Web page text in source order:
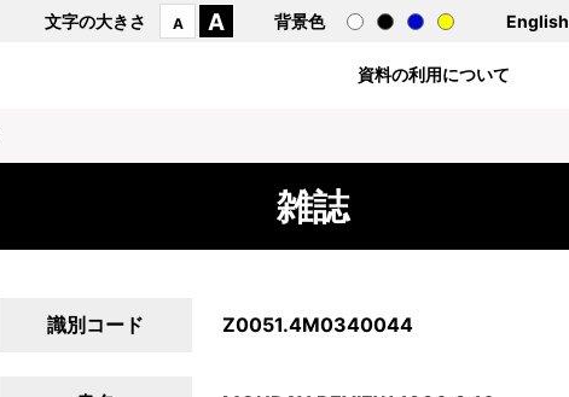
文字の大きさ A A 背景色 English
資料の利用について
雑誌
識別コード Z0051.4M0340044